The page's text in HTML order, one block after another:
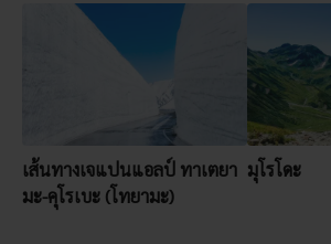
เส้นทางเจแปนแอลป์ ทาเตยา
มะ-คุโรเบะ (โทยามะ)
มุโรโดะ